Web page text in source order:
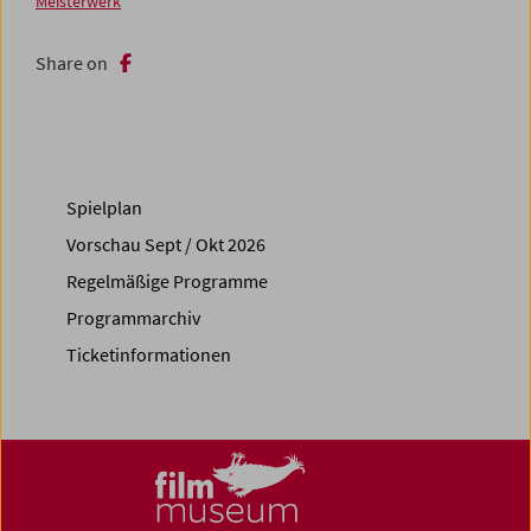
Share on
Spielplan
Vorschau Sept / Okt 2026
Regelmäßige Programme
Programmarchiv
Ticketinformationen